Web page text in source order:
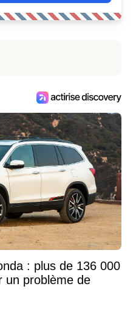
: plus de 136 000
un problème de